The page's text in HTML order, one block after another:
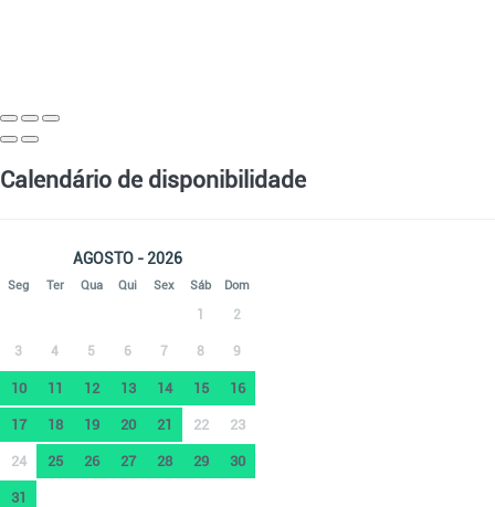
Calendário de disponibilidade
AGOSTO - 2026
Seg Ter Qua Qui Sex Sáb Dom
1 2
3 4 5 6 7 8 9
10 11 12 13 14 15 16
17 18 19 20 21 22 23
24 25 26 27 28 29 30
31